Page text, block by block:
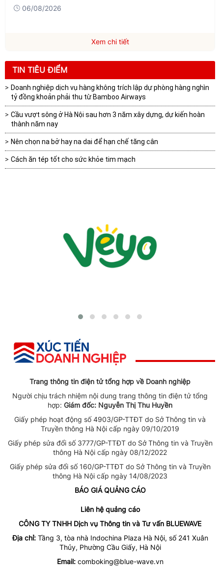
Xem chi tiết
TIN TIÊU ĐIỂM
Doanh nghiệp dịch vụ hàng không trích lập dự phòng hàng nghìn
tỷ đồng khoản phải thu từ Bamboo Airways
Cầu vượt sông ở Hà Nội sau hơn 3 năm xây dựng, dự kiến hoàn
thành năm nay
Nên chọn na bở hay na dai để hạn chế tăng cân
Cách ăn tép tốt cho sức khỏe tim mạch
Trang thông tin điện tử tổng hợp về Doanh nghiệp
Người chịu trách nhiệm nội dung trang thông tin điện tử tổng
hợp: Giám đốc: Nguyễn Thị Thu Huyền
Giấy phép hoạt động số 4903/GP-TTĐT do Sở Thông tin và
Truyền thông Hà Nội cấp ngày 09/10/2019
Giấy phép sửa đổi số 3777/GP-TTĐT do Sở Thông tin và Truyền
thông Hà Nội cấp ngày 08/12/2022
Giấy phép sửa đổi số 160/GP-TTĐT do Sở Thông tin và Truyền
thông Hà Nội cấp ngày 14/08/2023
BÁO GIÁ QUẢNG CÁO
Liên hệ quảng cáo
CÔNG TY TNHH Dịch vụ Thông tin và Tư vấn BLUEWAVE
Địa chỉ:Tầng 3, tòa nhà Indochina Plaza Hà Nội, số 241 Xuân
Thủy, Phường Cầu Giấy, Hà Nội
Email: comboking@blue-wave.vn